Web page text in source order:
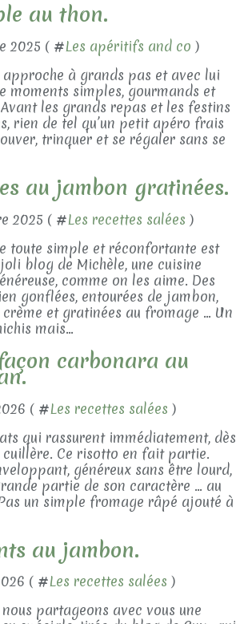
au thon.
2025 ( #Les apéritifs and co )
à grands pas et avec lui
moments simples, gourmands et
les grands repas et les festins
rien de tel qu’un petit apéro frais
trinquer et se régaler sans se
au jambon gratinées.
2025 ( #Les recettes salées )
toute simple et réconfortante est
blog de Michèle, une cuisine
comme on les aime. Des
gonflées, entourées de jambon,
et gratinées au fromage … Un
mais...
carbonara au
( #Les recettes salées )
qui rassurent immédiatement, dès
Ce risotto en fait partie.
généreux sans être lourd,
partie de son caractère … au
un simple fromage râpé ajouté à
au jambon.
( #Les recettes salées )
nous partageons avec vous une